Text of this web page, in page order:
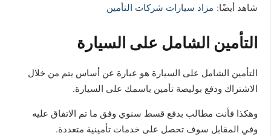
شاهد أيضًا: مزاد سيارات شركات التأمين
التأمين الشامل على السيارة
التأمين الشامل على السيارة هو عبارة عن أساس يتم من خلال
الاشتراك ودفع بوليصة تأمين باسمك على السيارة.
وهكذا فأنت مطالب بدفع قسط سنوي وفق ما تم الاتفاق عليه
وفي المقابل سوف تحصل على خدمات تأمينية متعددة.